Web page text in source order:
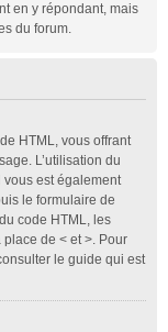
en y répondant, mais
du forum.
HTML, vous offrant
L’utilisation du
vous est également
le formulaire de
code HTML, les
de < et >. Pour
le guide qui est